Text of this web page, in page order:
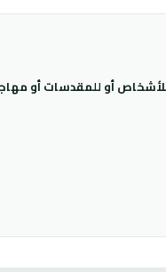
أو للمقدسات أو